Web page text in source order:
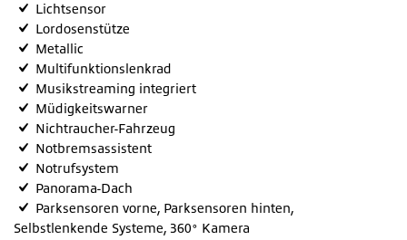
Lichtsensor
Lordosenstütze
Metallic
Multifunktionslenkrad
Musikstreaming integriert
Müdigkeitswarner
Nichtraucher-Fahrzeug
Notbremsassistent
Notrufsystem
Panorama-Dach
Parksensoren vorne, Parksensoren hinten,
Selbstlenkende Systeme, 360° Kamera